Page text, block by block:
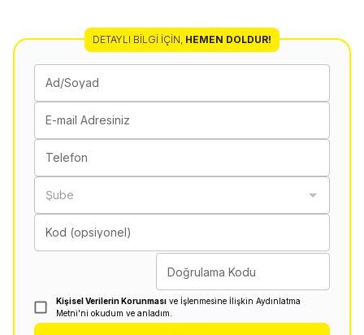
DETAYLI BILGI İÇIN, HEMEN DOLDUR!
Ad/Soyad
E-mail Adresiniz
Telefon
Şube
Kod (opsiyonel)
Doğrulama Kodu
Kişisel Verilerin Korunması ve İşlenmesine İlişkin Aydınlatma
Metni'ni okudum ve anladım.